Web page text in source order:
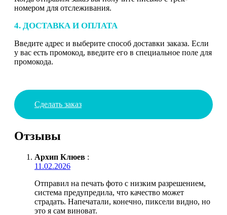
номером для отслеживания.
4. ДОСТАВКА И ОПЛАТА
Введите адрес и выберите способ доставки заказа. Если
у вас есть промокод, введите его в специальное поле для
промокода.
Сделать заказ
Отзывы
Архип Клюев :
11.02.2026
Отправил на печать фото с низким разрешением,
система предупредила, что качество может
страдать. Напечатали, конечно, пиксели видно, но
это я сам виноват.